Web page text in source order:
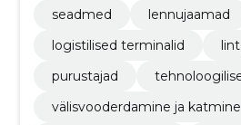
seadmed
lennujaamad
logistilised terminalid
purustajad
välisvooderdamine ja katmine